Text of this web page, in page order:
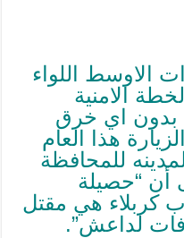
الاوسط اللواء
الامنية
بدون اي خرق
هذا العام
للمحافظة
أن “حصيلة
كربلاء هي مقتل